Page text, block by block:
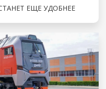
ЕЩЕ УДОБНЕЕ